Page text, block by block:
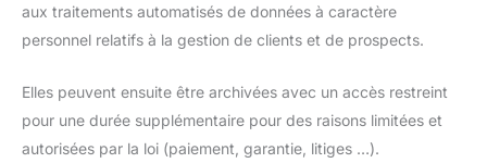
aux traitements automatisés de données à caractère
personnel relatifs à la gestion de clients et de prospects.
Elles peuvent ensuite être archivées avec un accès restreint
pour une durée supplémentaire pour des raisons limitées et
autorisées par la loi (paiement, garantie, litiges …).